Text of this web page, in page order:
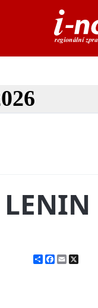
ShareFacebook
Email